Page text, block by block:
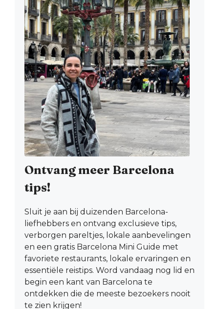
Ontvang meer Barcelona
tips!
Sluit je aan bij duizenden Barcelona-
liefhebbers en ontvang exclusieve tips,
verborgen pareltjes, lokale aanbevelingen
en een gratis Barcelona Mini Guide met
favoriete restaurants, lokale ervaringen en
essentiële reistips. Word vandaag nog lid en
begin een kant van Barcelona te
ontdekken die de meeste bezoekers nooit
te zien krijgen!